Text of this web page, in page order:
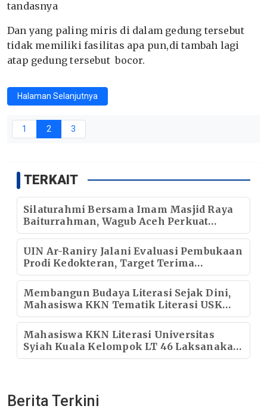
tandasnya
Dan yang paling miris di dalam gedung tersebut
tidak memiliki fasilitas apa pun,di tambah lagi
atap gedung tersebut bocor.
Halaman Selanjutnya
1 2 3
TERKAIT
Silaturahmi Bersama Imam Masjid Raya
Baiturrahman, Wagub Aceh Perkuat
Sinergi dengan Ulama
UIN Ar-Raniry Jalani Evaluasi Pembukaan
Prodi Kedokteran, Target Terima
Mahasiswa Baru Tahun Ini
Membangun Budaya Literasi Sejak Dini,
Mahasiswa KKN Tematik Literasi USK
Gelar Membaca Nyaring di TKIT Cahaya
Insani
Mahasiswa KKN Literasi Universitas
Syiah Kuala Kelompok LT 46 Laksanakan
Program Membaca Nyaring bagi Anak-
Berita Terkini